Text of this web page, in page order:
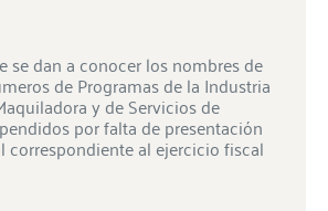
se dan a conocer los nombres de
de Programas de la Industria
y de Servicios de
por falta de presentación
correspondiente al ejercicio fiscal